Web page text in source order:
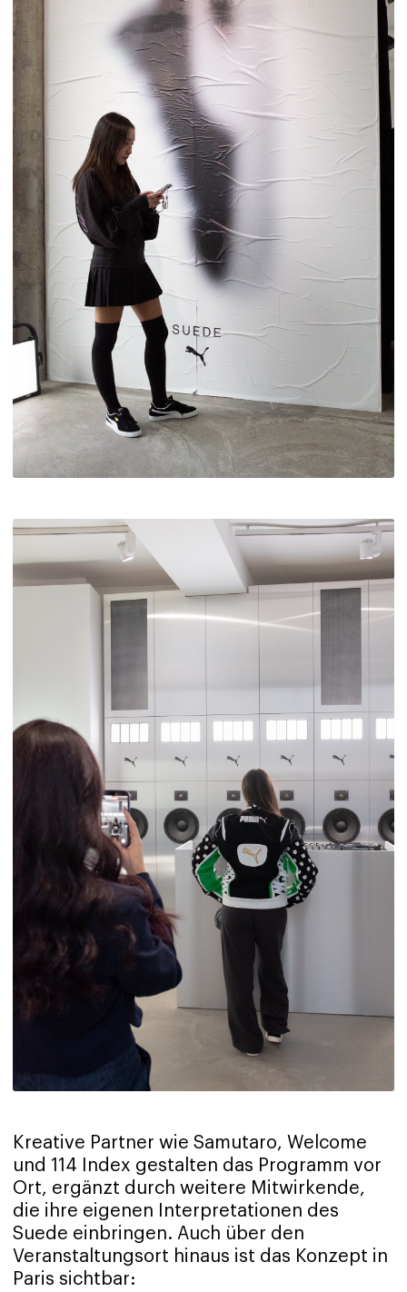
Kreative Partner wie Samutaro, Welcome
und 114 Index gestalten das Programm vor
Ort, ergänzt durch weitere Mitwirkende,
die ihre eigenen Interpretationen des
Suede einbringen. Auch über den
Veranstaltungsort hinaus ist das Konzept in
Paris sichtbar: